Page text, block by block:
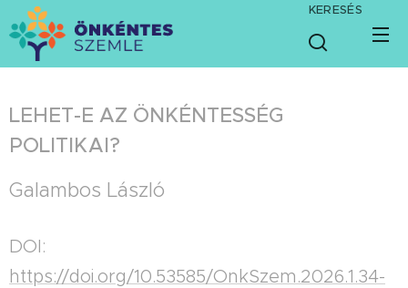
KERESÉS
LEHET-E AZ ÖNKÉNTESSÉG
POLITIKAI?
Galambos László
DOI:
https://doi.org/10.53585/OnkSzem.2026.1.34-